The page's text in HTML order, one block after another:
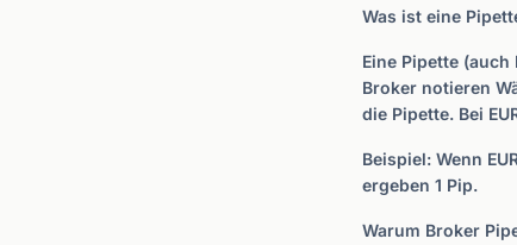
Was ist eine
Eine Pipette
Broker notieren
die Pipette. Bei
Beispiel: Wenn
ergeben 1 Pip.
Warum Broker